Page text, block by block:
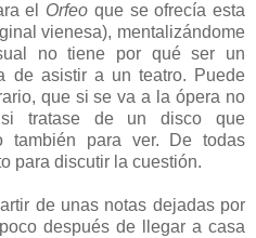
el Orfeo que se ofrecía esta
vienesa), mentalizándome
no tiene por qué ser un
de asistir a un teatro. Puede
que si se va a la ópera no
tratase de un disco que
también para ver. De todas
para discutir la cuestión.
de unas notas dejadas por
después de llegar a casa